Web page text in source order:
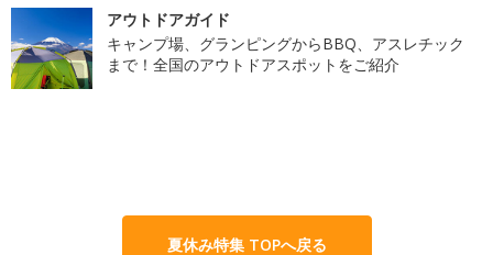
アウトドアガイド
キャンプ場、グランピングからBBQ、アスレチック
まで！全国のアウトドアスポットをご紹介
夏休み特集 TOPへ戻る